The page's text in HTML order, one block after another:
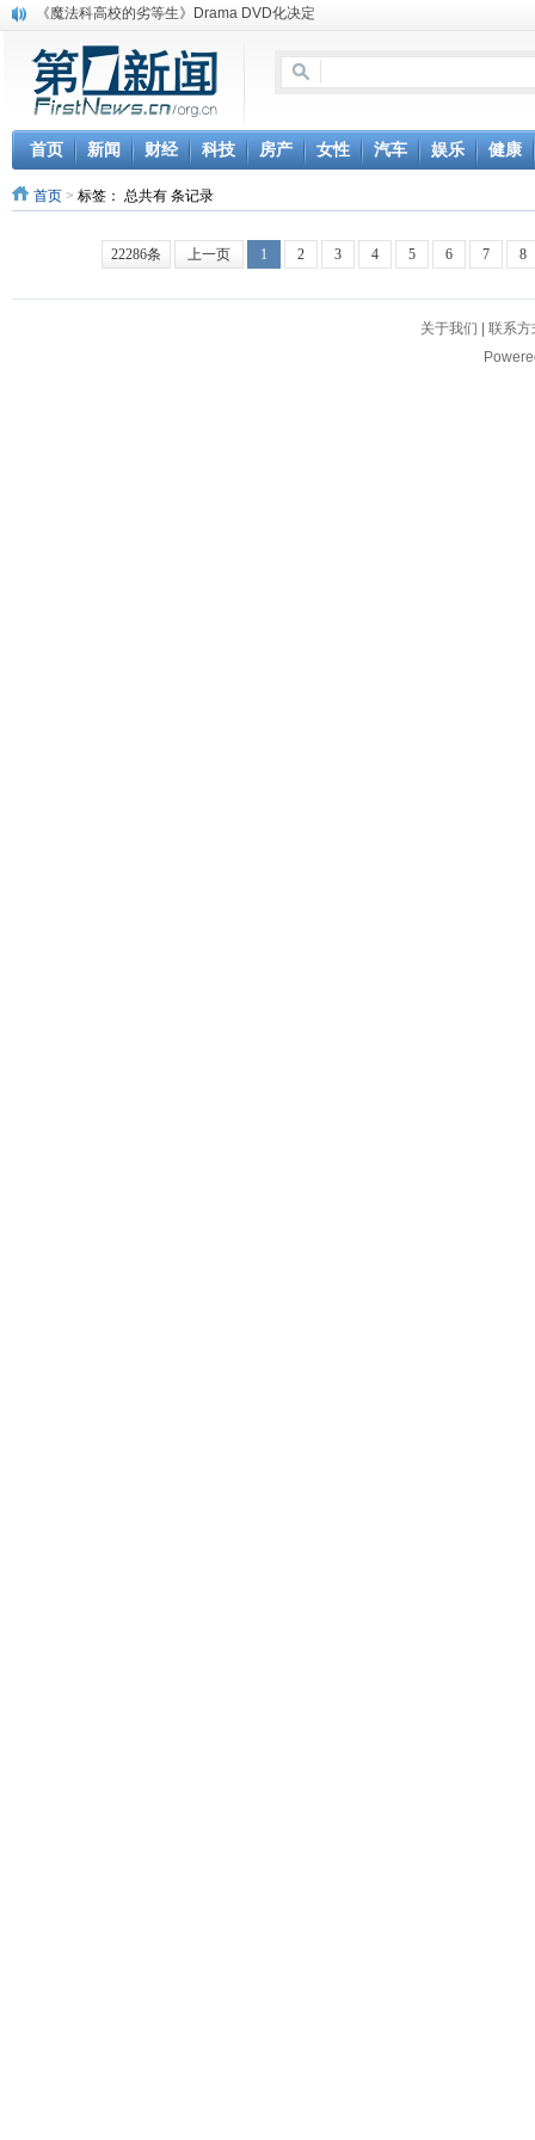
《魔法科高校的劣等生》Drama DVD化决定
消息称刘强东要求京东商城明年扭亏为盈
保健品也能吃出一身病? 康宝莱员工自揭多项家丑
煤价"跳水"电企利润"蹦高" 电煤联动亟待完善
苹果公司自建太阳能电厂为数据中心供电
吃饭、睡觉、黑人人？
网络电商和传统出版商的角逐：亚马逊停止接受Hachette所有图书订单
《中二病也想谈恋爱》女主角特报预告公开
首页 新闻 财经 科技 房产 女性 汽车 娱乐 健康
首页 > 标签： 总共有 条记录
22286条 上一页 1 2 3 4 5 6 7 8
关于我们
联系方